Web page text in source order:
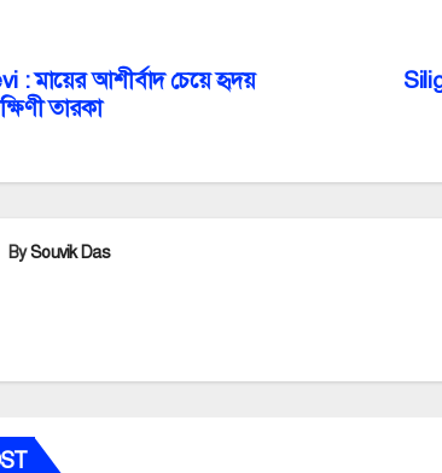
: মায়ের আশীর্বাদ চেয়ে হৃদয়
তারকা
BySouvik Das